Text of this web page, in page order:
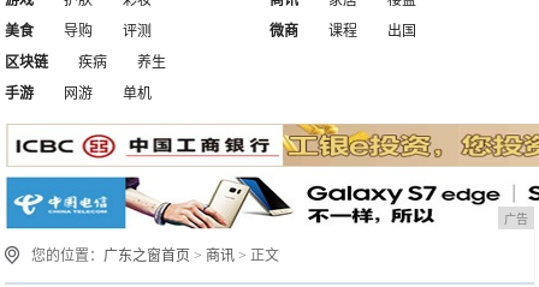
美食
导购 评测
微商
课程
出国
区块链
疾病
养生
手游
网游 单机
广告
您的位置： 广东之窗首页 > 商讯 > 正文